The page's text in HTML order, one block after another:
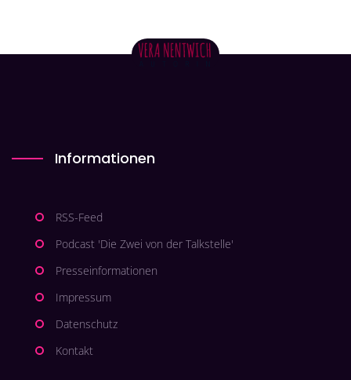
Informationen
RSS-Feed
Podcast 'Die Zwei von der Talkstelle'
Presseinformationen
Impressum
Datenschutz
Kontakt